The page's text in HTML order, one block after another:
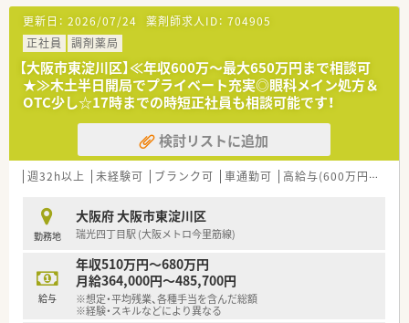
【求人情報について】
■正社員としての募集となり、給与はご経験や前職をしっかりと
考慮した上で年収450万円から600万円の範囲で決定します。
■昇給は年1回3月にあり、賞与は5月と7月と12月の年3回支給
され、5月は業績連動による賞与が支給される制度です。
■薬剤師手当や地域手当に加えて、子女教育手当や住宅助成金な
どの手当項目が充実しており生活面から手厚くサポートされま
す。
【勤務実態について】
■勤務時間はシフト制を導入しており、週32時間以上の勤務条
す。
■年間休日は120日から125日確保されており、最大20日間の長
期連休を分割して取得できるためプライベートも充実します。
■育児休業は最大3年間の取得が可能であり、復帰率も非常に高
く育児時短勤務はお子様が小学校を卒業するまで利用できま
す。
更新日： 2026/07/24 薬剤師求人ID： 704905
正社員
調剤薬局
【大阪市東淀川区】≪年収600万～最大650万円まで相談可
★≫木土半日開局でプライベート充実◎眼科メイン処方＆
OTC少し☆17時までの時短正社員も相談可能です！
検討リストに追加
週32h以上 未経験可 ブランク可 車通勤可 高給与(600万円以上)
勤務地
大阪府 大阪市東淀川区
瑞光四丁目駅 (大阪メトロ今里筋線)
給与
年収510万円～680万円
月給364,000円～485,700円
※想定・平均残業、各種手当を含んだ総額
※経験・スキルなどにより異なる